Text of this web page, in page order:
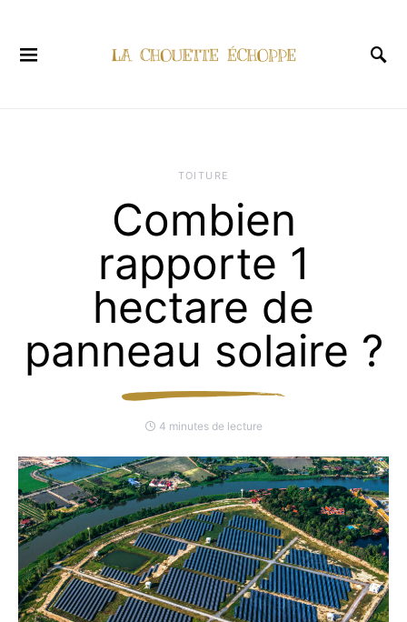
TOITURE
Combien
rapporte 1
hectare de
panneau solaire ?
4 minutes de lecture